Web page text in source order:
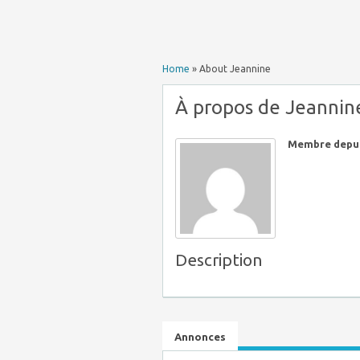
Home » About Jeannine
À propos de
Membre
Description
Annonces